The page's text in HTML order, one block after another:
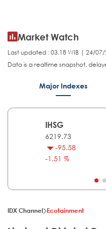
Market Watch
Last updated : 03.18 WIB | 24/07/
Data is a realtime snapshot,
Major Indexes
IHSG
6219.73
-95.58
-1.51 %
IDX Channel Ecotainment